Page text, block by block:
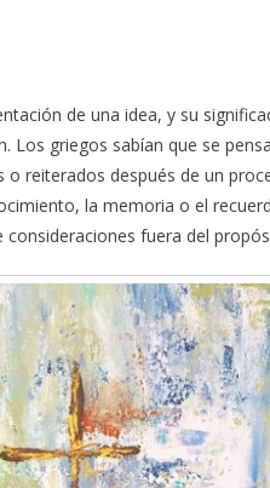
de una idea, y su
Los griegos sabían que se
o reiterados después de un
la memoria o el
consideraciones fuera del